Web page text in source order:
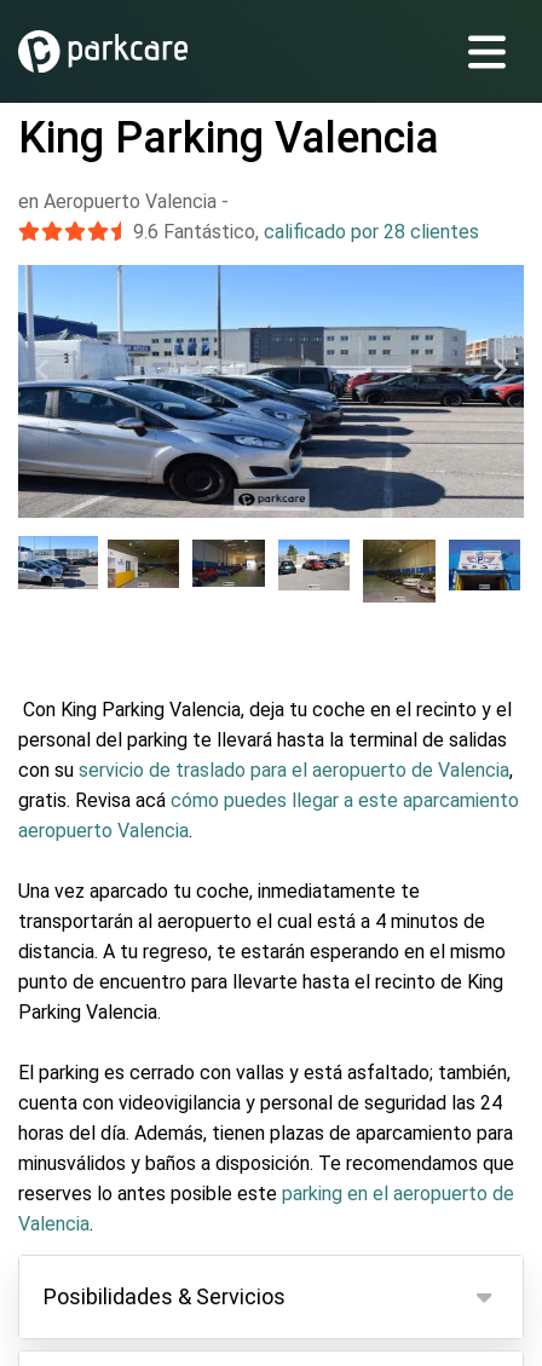
King Parking Valencia
en Aeropuerto Valencia -
9.6 Fantástico, calificado por 28 clientes
Con King Parking Valencia, deja tu coche en el recinto y el
personal del parking te llevará hasta la terminal de salidas
con su servicio de traslado para el aeropuerto de Valencia,
gratis. Revisa acá cómo puedes llegar a este aparcamiento
aeropuerto Valencia.
Una vez aparcado tu coche, inmediatamente te
transportarán al aeropuerto el cual está a 4 minutos de
distancia. A tu regreso, te estarán esperando en el mismo
punto de encuentro para llevarte hasta el recinto de King
Parking Valencia.
El parking es cerrado con vallas y está asfaltado; también,
cuenta con videovigilancia y personal de seguridad las 24
horas del día. Además, tienen plazas de aparcamiento para
minusválidos y baños a disposición. Te recomendamos que
reserves lo antes posible este parking en el aeropuerto de
Valencia.
Posibilidades & Servicios
Posibilidades